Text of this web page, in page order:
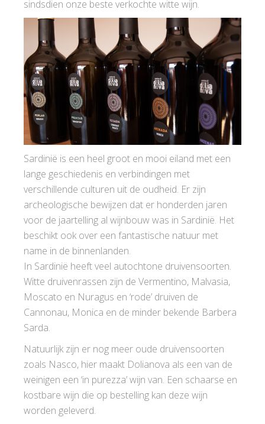
sindsdien onze beste verkochte witte wijn.
Sardinië is een heel groot en mooi eiland met een
lange geschiedenis en verbindingen met
verschillende culturen uit de oudheid. Er zijn
archeologische bewijzen dat er honderden jaren
voor de jaartelling al wijnbouw was in Sardinië. Het
beschikt ook over een fantastische natuur met
name in de binnenlanden.
In Sardinië heeft veel autochtone druivensoorten.
Witte druivenrassen zijn de Vermentino, Malvasia,
Moscato en Nuragus en ‘rode’ druiven de
Cannonau, Monica en de minder bekende Barbera
Sarda.
Natuurlijk zijn er nog meer oude druivensoorten
zoals Nasco, hier maakt Dolianova als een van de
weinigen een ‘in purezza’ wijn van. Een schaarse en
kostbare wijn die op bestelling kan deze wijn
worden geleverd.